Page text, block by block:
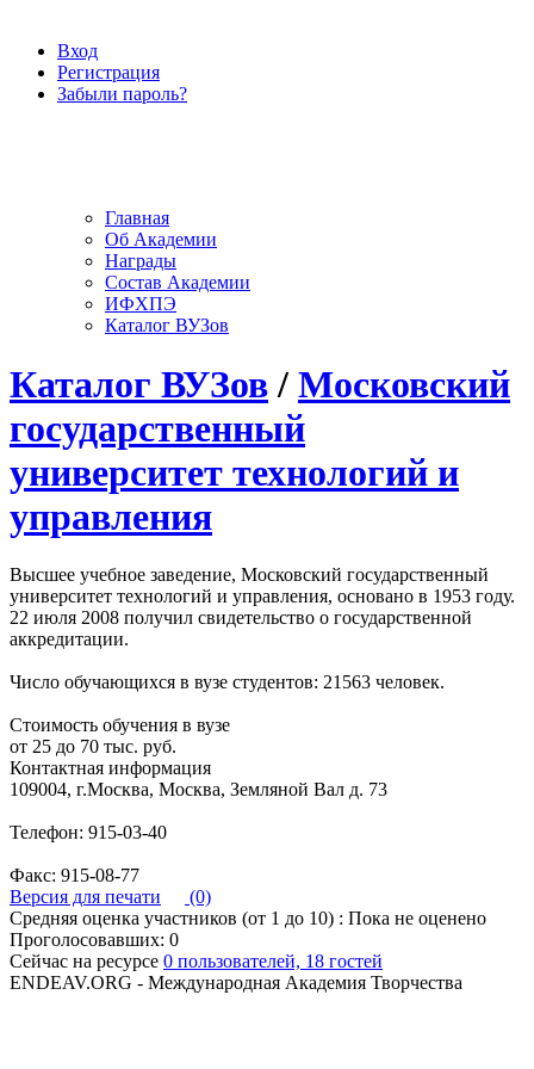
Вход
Регистрация
Забыли пароль?
Главная
Об Академии
Награды
Состав Академии
ИФХПЭ
Каталог ВУЗов
Каталог ВУЗов / Московский
государственный
университет технологий и
управления
Высшее учебное заведение, Московский государственный
университет технологий и управления, основано в 1953 году.
22 июля 2008 получил свидетельство о государственной
аккредитации.
Число обучающихся в вузе студентов: 21563 человек.
Стоимость обучения в вузе
от 25 до 70 тыс. руб.
Контактная информация
109004, г.Москва, Москва, Земляной Вал д. 73
Телефон: 915-03-40
Факс: 915-08-77
Версия для печати
(0)
Средняя оценка участников (от 1 до 10) : Пока не оценено
Проголосовавших: 0
Сейчас на ресурсе 0 пользователей, 18 гостей
ENDEAV.ORG - Международная Академия Творчества